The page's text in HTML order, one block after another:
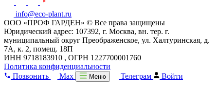
info@eco-plant.ru
ООО «ПРОФ ГАРДЕН» © Все права защищены
Юридический адрес: 107392, г. Москва, вн. тер. г.
муниципальный округ Преображенское, ул. Халтуринская, д.
7А, к. 2, помещ. 18П
ИНН 9718183910 , ОГРН 1227700001760
Политика конфиденциальности
Позвонить
Max Меню Телеграм Войти